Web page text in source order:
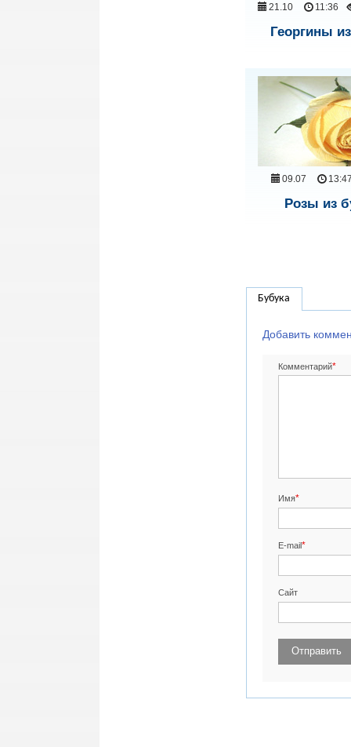
21.10 11:36
Георгины
09.07
Розы из
Бубука
Добавить
Комментарий*
Имя*
E-mail*
Сайт